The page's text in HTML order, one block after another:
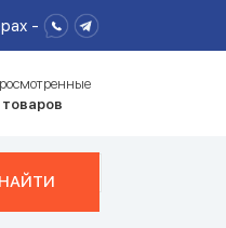
-
товаров
НАЙТИ